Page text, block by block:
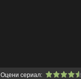
Оцени сериал: